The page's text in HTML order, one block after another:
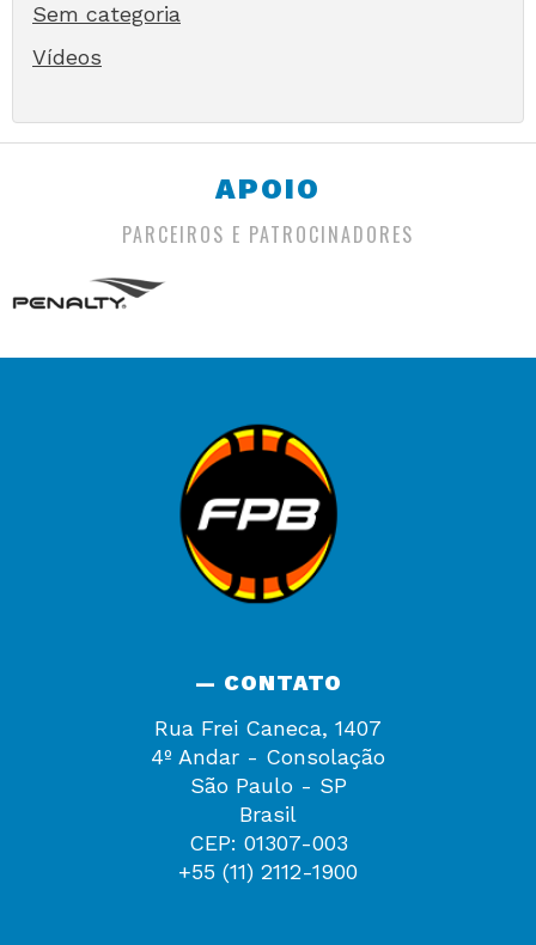
Sem categoria
Vídeos
APOIO
PARCEIROS E PATROCINADORES
— CONTATO
Rua Frei Caneca, 1407
4º Andar - Consolação
São Paulo - SP
Brasil
CEP: 01307-003
+55 (11) 2112-1900